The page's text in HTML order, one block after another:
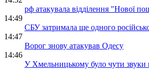
рф атакувала відділення "Нової
14:49
СБУ затримала ще одного
14:47
Ворог знову атакував Одесу
14:46
У Хмельницькому було чути звуки